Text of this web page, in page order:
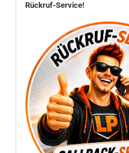
Rückruf-Service!